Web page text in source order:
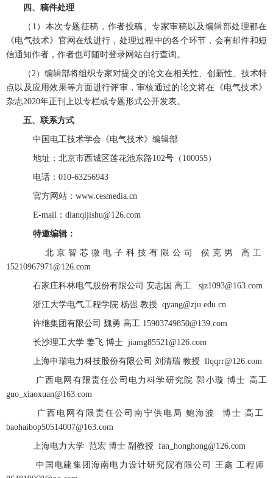
四、稿件处理
（1）本次专题征稿，作者投稿、专家审稿以及编辑部处理都在
《电气技术》官网在线进行，处理过程中的各个环节，会有邮件和短
信通知作者，作者也可随时登录网站自行查询。
（2）编辑部将组织专家对提交的论文在相关性、创新性、技术特
点以及应用效果等方面进行评审，审核通过的论文将在《电气技术》
杂志2020年正刊上以专栏或专题形式公开发表。
五、联系方式
中国电工技术学会《电气技术》编辑部
地址：北京市西城区莲花池东路102号（100055）
电话：010-63256943
官方网站：www.cesmedia.cn
E-mail：dianqijishu@126.com
特邀编辑：
北京智芯微电子科技有限公司 侯克男 高工
15210967971@126.com
石家庄科林电气股份有限公司 安志国 高工 sjz1093@163.com
浙江大学电气工程学院 杨强 教授 qyang@zju.edu.cn
许继集团有限公司 魏勇 高工 15903749850@139.com
长沙理工大学 姜飞 博士 jiamg85521@126.com
上海申瑞电力科技股份有限公司 刘清瑞 教授 llqqrr@126.com
广西电网有限责任公司电力科学研究院 郭小璇 博士 高工
guo_xiaoxuan@163.com
广西电网有限责任公司南宁供电局 鲍海波 博士 高工
baohaibop50514007@163.com
上海电力大学 范宏 博士 副教授 fan_honghong@126.com
中国电建集团海南电力设计研究院有限公司 王鑫 工程师